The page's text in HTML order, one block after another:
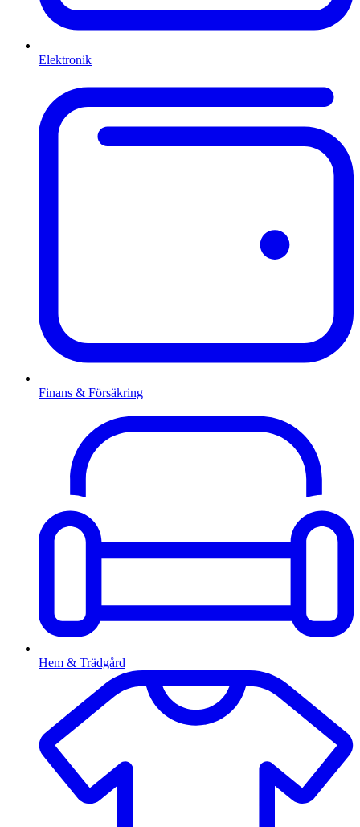
Elektronik
Finans & Försäkring
Hem & Trädgård